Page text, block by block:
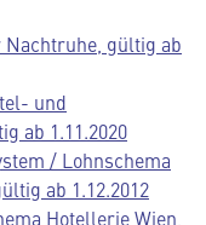
gültig ab
und
ab 1.11.2020
/ Lohnschema
ab 1.12.2012
Hotellerie Wien,